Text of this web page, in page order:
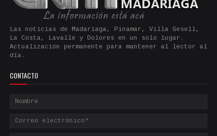
Las noticias de Madariaga, Pinamar, Villa Gesell,
La Costa, Lavalle y Dolores en un solo lugar.
Actualización permanente para mantener al lector al
día.
CONTACTO